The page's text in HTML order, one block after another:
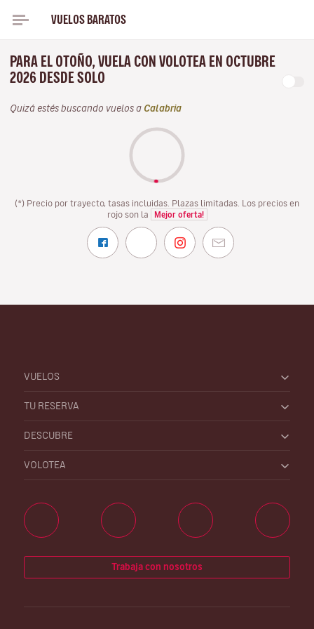
VUELOS BARATOS
PARA EL OTOÑO, VUELA CON VOLOTEA EN OCTUBRE
2026 DESDE SOLO
Quizá estés buscando vuelos a Calabria
(*) Precio por trayecto, tasas incluidas. Plazas limitadas. Los precios en
rojo son la
Mejor oferta!
VUELOS
TU RESERVA
DESCUBRE
VOLOTEA
Trabaja con nosotros